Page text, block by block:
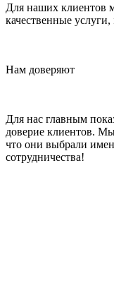
Для наших клиентов
качественные
Нам доверяют
Для нас главным
доверие клиентов.
что они выбрали
сотрудничества!